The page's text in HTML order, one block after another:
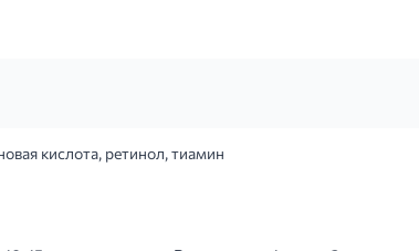
кислота, ретинол, тиамин